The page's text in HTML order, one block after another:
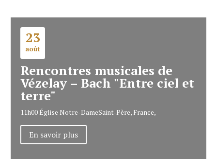
23
août
Rencontres musicales de
Vézelay – Bach "Entre ciel et
terre"
11h00Église Notre-DameSaint-Père, France,
En savoir plus